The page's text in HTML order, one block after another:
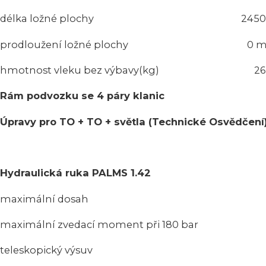
délka ložné plochy 2450
prodloužení ložné plochy 0 m
hmotnost vleku bez výbavy(kg)
Rám podvozku se 4 páry klanic
Úpravy pro TO + TO + světla (Technické
Hydraulická ruka PALMS 1.42
maximální dosah
maximální zvedací moment při 180
teleskopický výsuv 1,2